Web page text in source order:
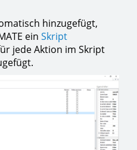
hinzugefügt,
ein Skript
jede Aktion im Skript